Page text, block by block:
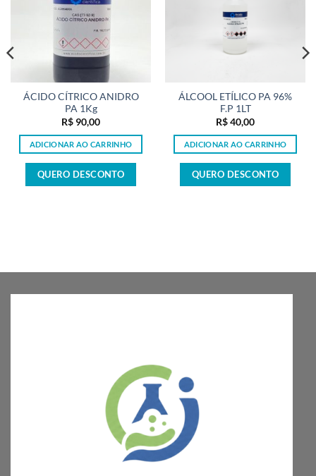
ÁCIDO CÍTRICO ANIDRO
PA 1Kg
R$ 90,00
ADICIONAR AO CARRINHO
QUERO DESCONTO
ÁLCOOL ETÍLICO PA 96%
F.P 1LT
R$40,00
ADICIONAR AO CARRINHO
QUERO DESCONTO